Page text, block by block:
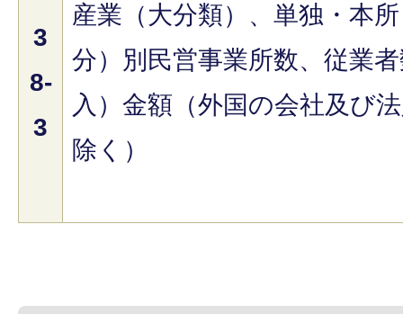
3
8-
3
産業（大分類）、単独・本
分）別民営事業所数、従業
入）金額（外国の会社及び
除く）